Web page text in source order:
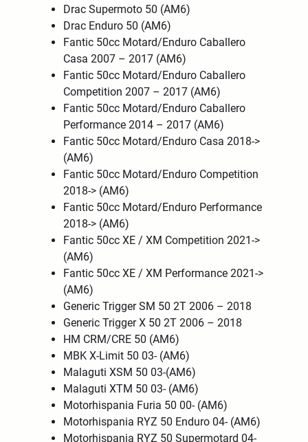
Drac Supermoto 50 (AM6)
Drac Enduro 50 (AM6)
Fantic 50cc Motard/Enduro Caballero
Casa 2007 – 2017 (AM6)
Fantic 50cc Motard/Enduro Caballero
Competition 2007 – 2017 (AM6)
Fantic 50cc Motard/Enduro Caballero
Performance 2014 – 2017 (AM6)
Fantic 50cc Motard/Enduro Casa 2018->
(AM6)
Fantic 50cc Motard/Enduro Competition
2018-> (AM6)
Fantic 50cc Motard/Enduro Performance
2018-> (AM6)
Fantic 50cc XE / XM Competition 2021->
(AM6)
Fantic 50cc XE / XM Performance 2021->
(AM6)
Generic Trigger SM 50 2T 2006 – 2018
Generic Trigger X 50 2T 2006 – 2018
HM CRM/CRE 50 (AM6)
MBK X-Limit 50 03- (AM6)
Malaguti XSM 50 03-(AM6)
Malaguti XTM 50 03- (AM6)
Motorhispania Furia 50 00- (AM6)
Motorhispania RYZ 50 Enduro 04- (AM6)
Motorhispania RYZ 50 Supermotard 04-